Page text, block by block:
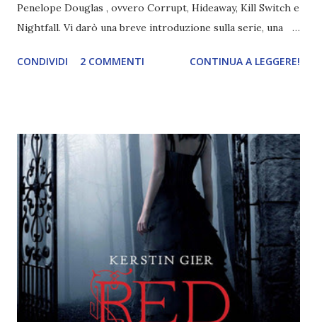
Penelope Douglas , ovvero Corrupt, Hideaway, Kill Switch e
Nightfall. Vi darò una breve introduzione sulla serie, una
e anche un breve commento sui libri singoli. I libri sono in
grande (Devil's Night 1#) Autrice : Penelope Douglas
Pagine: 448 Editore: Newton Compton Editori
Pubblicazione: 10 Gennaio 2023 Traduttore: Laura Lancini
Trama: “Si chiama Michael Crist. È il fratello maggiore del
mio ragazzo ed è come quei film dell'orrore che guardi
coprendoti gli occhi. È bellissimo, forte, e assolutamente
terrificante. Non mi vede neppure. Ma io l'ho notato. L'ho
visto, l'ho sentito. Le cose che ha fatto, i misfatti ch...
CONDIVIDI 2 COMMENTI CONTINUA A LEGGERE!